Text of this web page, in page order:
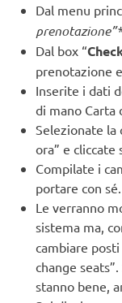
Dal menu
Dal box “
prenotazione
Inserite i dati
di mano Carta
Selezionate la
ora” e cliccate
Compilate i
portare con sé.
Le verranno
sistema ma,
cambiare
change
stanno bene,